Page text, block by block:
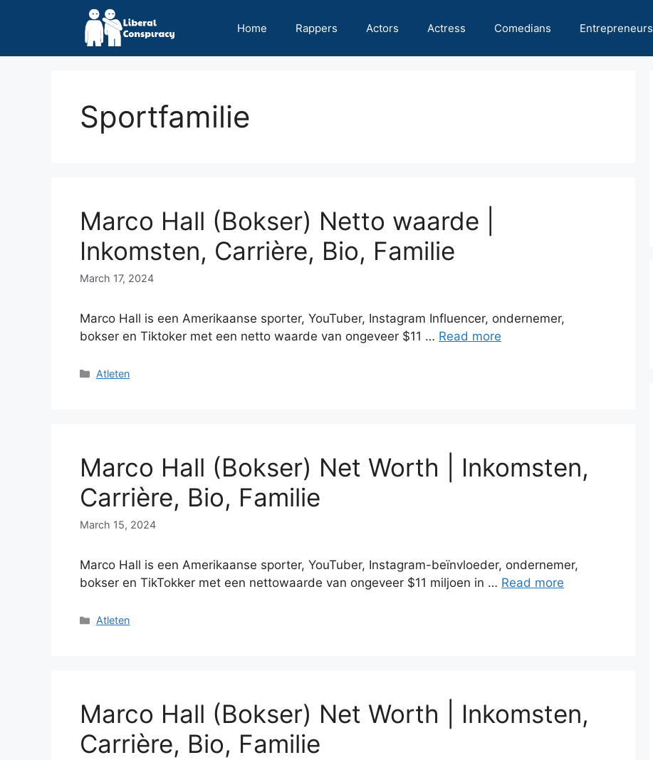
Home Rappers Actors Actress Comedians Entrepreneurs
Sportfamilie
Marco Hall (Bokser) Netto waarde |
Inkomsten, Carrière, Bio, Familie
March 17, 2024
Marco Hall is een Amerikaanse sporter, YouTuber, Instagram Influencer, ondernemer,
bokser en Tiktoker met een netto waarde van ongeveer $11 … Read more
Categories
Atleten
Marco Hall (Bokser) Net Worth | Inkomsten,
Carrière, Bio, Familie
March 15, 2024
Marco Hall is een Amerikaanse sporter, YouTuber, Instagram-beïnvloeder, ondernemer,
bokser en TikTokker met een nettowaarde van ongeveer $11 miljoen in … Read more
Categories
Atleten
Marco Hall (Bokser) Net Worth | Inkomsten,
Carrière, Bio, Familie